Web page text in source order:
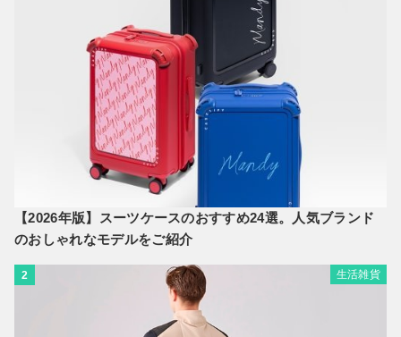
【2026年版】スーツケースのおすすめ24選。人気ブランド
のおしゃれなモデルをご紹介
2 生活雑貨